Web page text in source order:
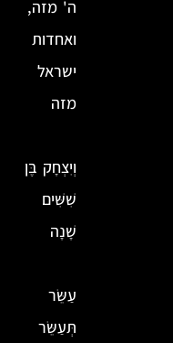
ה' מזה,
ואחדות
ישראל
מזה
וְיִצְחָק בֶּן
שִׁשִּׁים
שָׁנָה
עַשֵּׂר
תְּעַשֵּׂר